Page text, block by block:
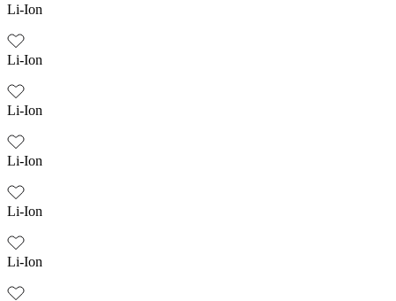
Li-Ion
Li-Ion
Li-Ion
Li-Ion
Li-Ion
Li-Ion